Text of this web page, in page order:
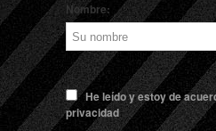
Nombre:
He leído y estoy de
privacidad